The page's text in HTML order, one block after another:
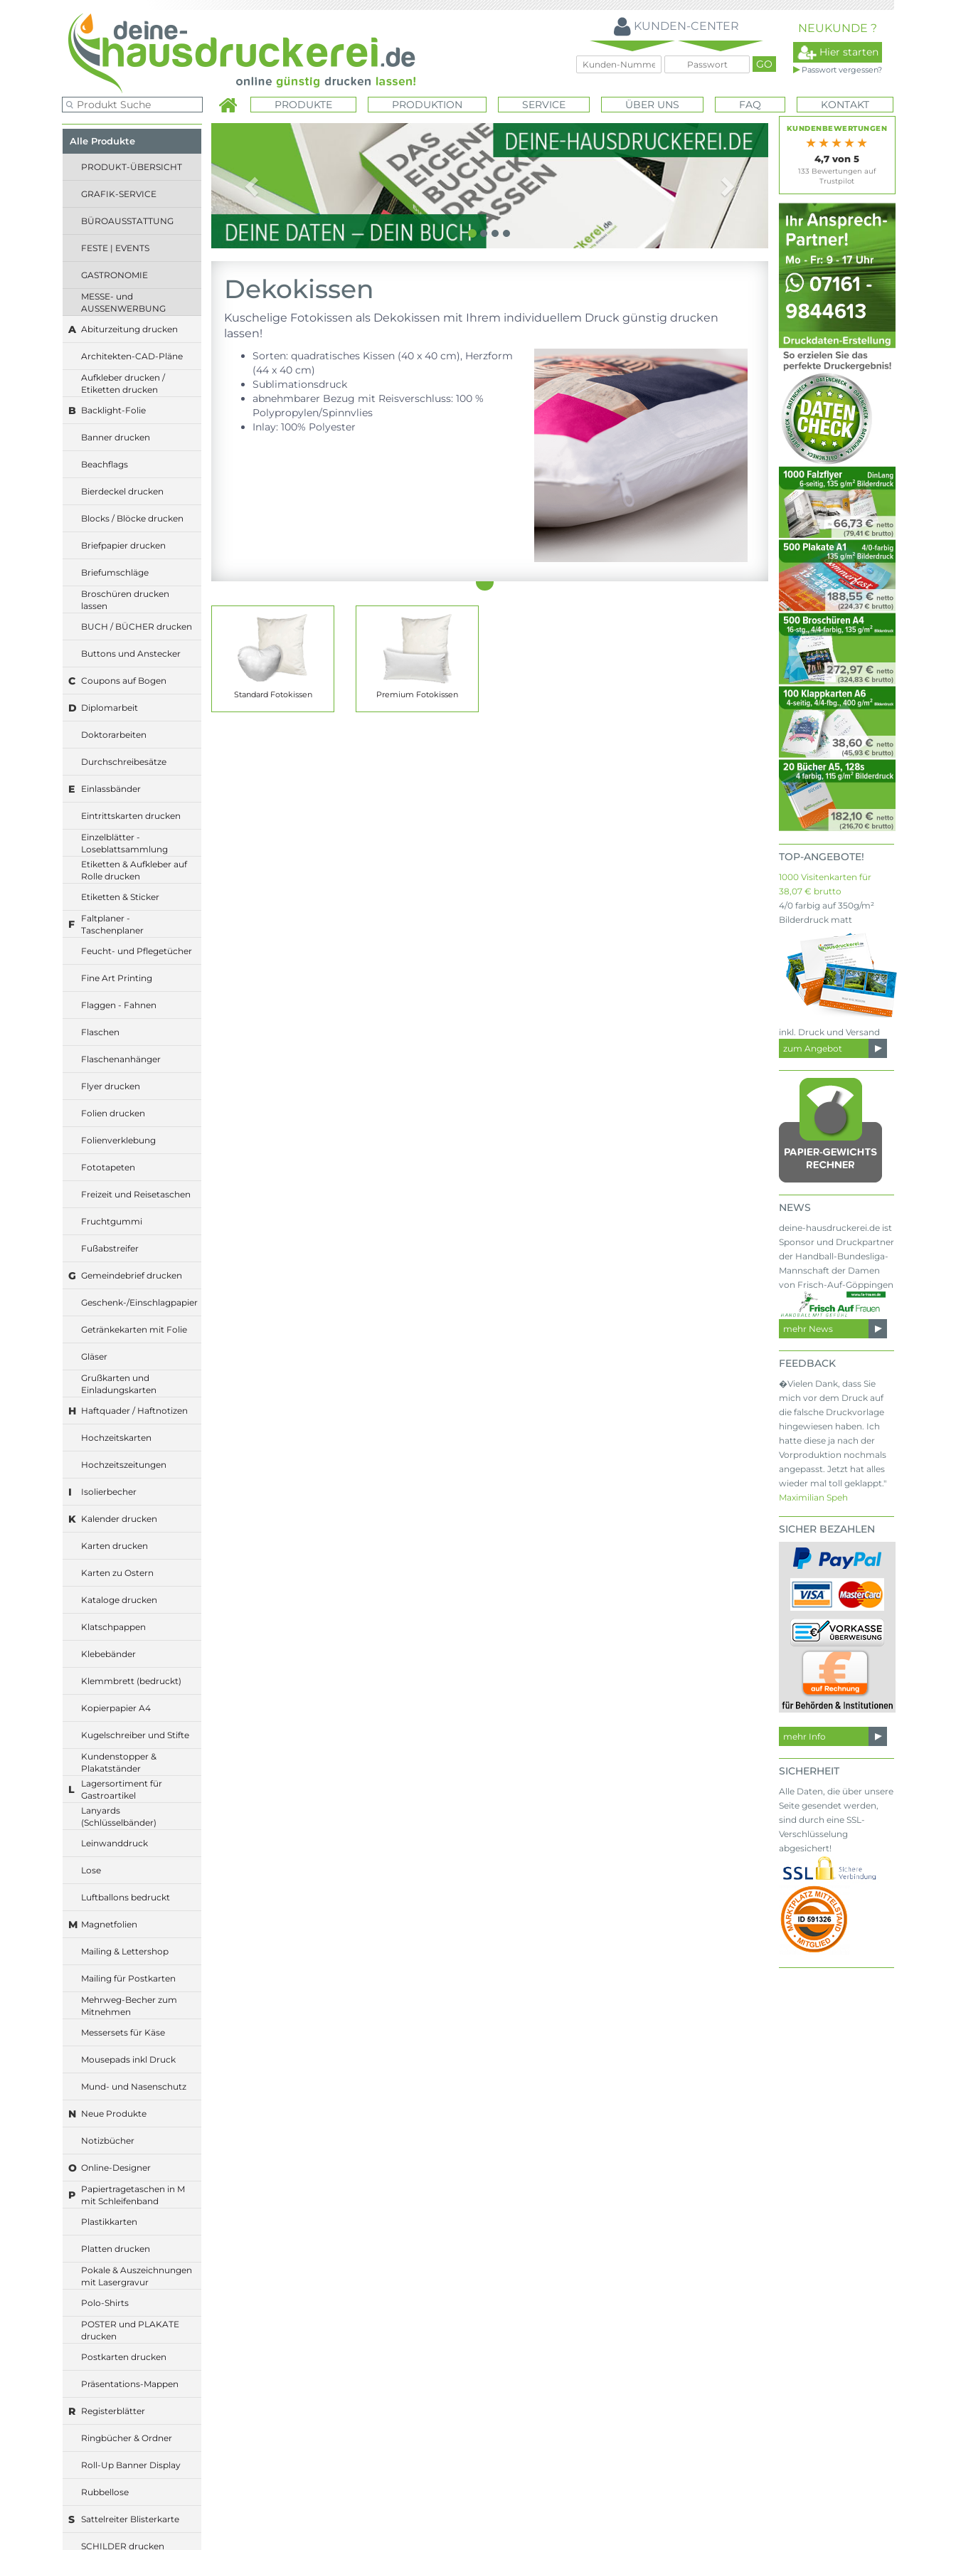
KUNDEN-CENTER NEUKUNDE ?
Hier starten
Passwort vergessen?
PRODUKTE PRODUKTION SERVICE ÜBER UNS FAQ KONTAKT
Alle Produkte
PRODUKT-ÜBERSICHT
GRAFIK-SERVICE
BÜROAUSSTATTUNG
FESTE | EVENTS
GASTRONOMIE
MESSE- und
AUSSENWERBUNG
A Abiturzeitung drucken
Architekten-CAD-Pläne
Aufkleber drucken /
Etiketten drucken
B Backlight-Folie
Banner drucken
Beachflags
Bierdeckel drucken
Blocks / Blöcke drucken
Briefpapier drucken
Briefumschläge
Broschüren drucken
lassen
BUCH / BÜCHER drucken
Buttons und Anstecker
C Coupons auf Bogen
D Diplomarbeit
Doktorarbeiten
Durchschreibesätze
E Einlassbänder
Eintrittskarten drucken
Einzelblätter -
Loseblattsammlung
Etiketten & Aufkleber auf
Rolle drucken
Etiketten & Sticker
F
Faltplaner -
Taschenplaner
Feucht- und Pflegetücher
Fine Art Printing
Flaggen - Fahnen
Flaschen
Flaschenanhänger
Flyer drucken
Folien drucken
Folienverklebung
Fototapeten
Freizeit und Reisetaschen
Fruchtgummi
Fußabstreifer
G Gemeindebrief drucken
Geschenk-/Einschlagpapier
Getränkekarten mit Folie
Gläser
Grußkarten und
Einladungskarten
H Haftquader / Haftnotizen
Hochzeitskarten
Hochzeitszeitungen
I Isolierbecher
K Kalender drucken
Karten drucken
Karten zu Ostern
Kataloge drucken
Klatschpappen
Klebebänder
Klemmbrett (bedruckt)
Kopierpapier A4
Kugelschreiber und Stifte
Kundenstopper &
Plakatständer
L
Lagersortiment für
Gastroartikel
Lanyards
(Schlüsselbänder)
Leinwanddruck
Lose
Luftballons bedruckt
M Magnetfolien
Mailing & Lettershop
Mailing für Postkarten
Mehrweg-Becher zum
Mitnehmen
Messersets für Käse
Mousepads inkl Druck
Mund- und Nasenschutz
N Neue Produkte
Notizbücher
O Online-Designer
P Papiertragetaschen in M
mit Schleifenband
Plastikkarten
Platten drucken
Pokale & Auszeichnungen
mit Lasergravur
Polo-Shirts
POSTER und PLAKATE
drucken
Postkarten drucken
Präsentations-Mappen
R Registerblätter
Ringbücher & Ordner
Roll-Up Banner Display
Rubbellose
S Sattelreiter Blisterkarte
SCHILDER drucken
Previous Next
Dekokissen
Kuschelige Fotokissen als Dekokissen mit Ihrem individuellem Druck günstig drucken
lassen!
Sorten: quadratisches Kissen (40 x 40 cm), Herzform
(44 x 40 cm)
Sublimationsdruck
abnehmbarer Bezug mit Reisverschluss: 100 %
Polypropylen/Spinnvlies
Inlay: 100% Polyester
Standard Fotokissen Premium Fotokissen
KUNDENBEWERTUNGEN
★★★★★
4,7 von 5
133 Bewertungen auf
Trustpilot
TOP-ANGEBOTE!
1000 Visitenkarten für
38,07 € brutto
4/0 farbig auf 350g/m²
Bilderdruck matt
inkl. Druck und Versand
zum Angebot
NEWS
deine-hausdruckerei.de ist
Sponsor und Druckpartner
der Handball-Bundesliga-
Mannschaft der Damen
von Frisch-Auf-Göppingen
mehr News
FEEDBACK
�Vielen Dank, dass Sie
mich vor dem Druck auf
die falsche Druckvorlage
hingewiesen haben. Ich
hatte diese ja nach der
Vorproduktion nochmals
angepasst. Jetzt hat alles
wieder mal toll geklappt."
Maximilian Speh
SICHER BEZAHLEN
mehr Info
SICHERHEIT
Alle Daten, die über unsere
Seite gesendet werden,
sind durch eine SSL-
Verschlüsselung
abgesichert!